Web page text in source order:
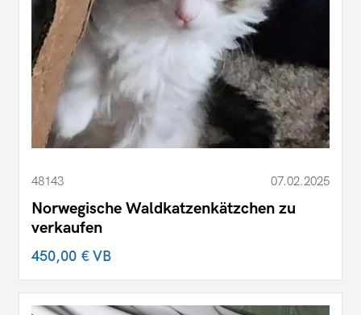
48143 07.02.2025
Norwegische Waldkatzenkätzchen zu
verkaufen
450,00 €VB